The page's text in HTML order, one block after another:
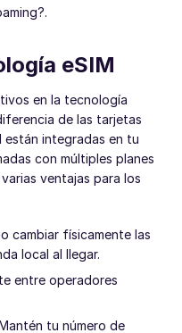
eSIM
en la tecnología
de las tarjetas
están integradas en tu
con múltiples planes
ventajas para los
cambiar físicamente las
local al llegar.
entre operadores
tu número de